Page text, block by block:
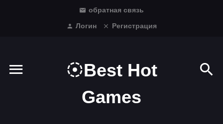
обратная связь
Логин
Регистрация
Best Hot
Games